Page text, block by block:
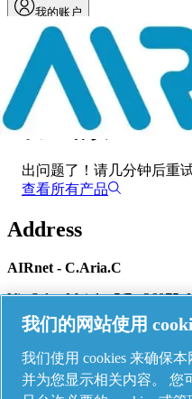
我的账户
菜单
发生错误
出问题了！ 请几分钟后重试
查看所有产品
Address
AIRnet - C.Aria.C
Via Selva Maiolo, 5/7 - 36075,
Contact us
我们的网站使用
我们使用 cookies 来确保
并为您显示相关内容。 您